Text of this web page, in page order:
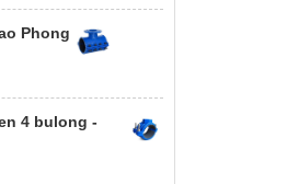
Phong
4 bulong -